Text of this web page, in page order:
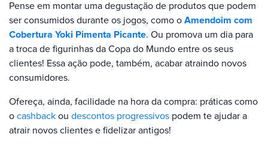
Pense em montar uma degustação de produtos que podem
ser consumidos durante os jogos, como o Amendoim com
Cobertura Yoki Pimenta Picante. Ou promova um dia para
a troca de figurinhas da Copa do Mundo entre os seus
clientes! Essa ação pode, também, acabar atraindo novos
consumidores.
Ofereça, ainda, facilidade na hora da compra: práticas como
o cashback ou descontos progressivos podem te ajudar a
atrair novos clientes e fidelizar antigos!